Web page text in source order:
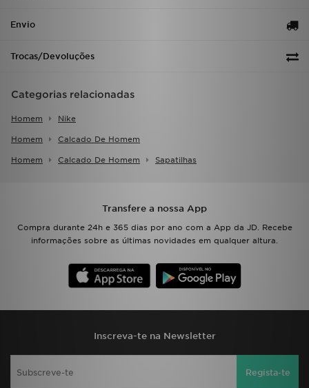
Envio
Trocas/Devoluções
Categorias relacionadas
Homem Nike
Homem Calcado De Homem
Homem Calcado De Homem Sapatilhas
Transfere a nossa App
Compra durante 24h e 365 dias por ano com a App da JD. Recebe
informações sobre as últimas novidades em qualquer altura.
Inscreva-te na Newsletter
Regista-te